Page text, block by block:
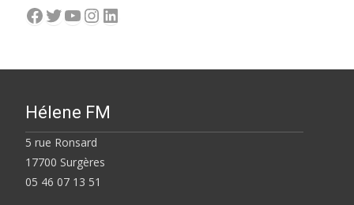
Facebook
Twitter
YouTube
Instagram
LinkedIn
Hélene FM
5 rue Ronsard
17700 Surgères
05 46 07 13 51